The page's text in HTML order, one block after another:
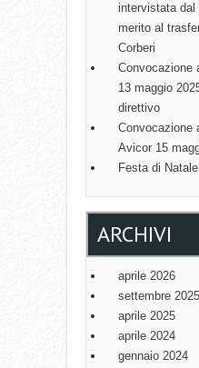
O
intervistata dal
merito al
Corberi
Convocazione
13 maggio
direttivo
Convocazione
Avicor 15
Festa di
ARCHIVI
aprile 2026
settembre 2025
aprile 2025
aprile 2024
gennaio 2024